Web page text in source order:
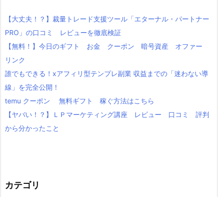
【大丈夫！？】裁量トレード支援ツール「エターナル・パートナー
PRO」の口コミ レビューを徹底検証
【無料！】今日のギフト お金 クーポン 暗号資産 オファー
リンク
誰でもできる！xアフィリ型テンプレ副業 収益までの「迷わない導
線」を完全公開！
temu クーポン 無料ギフト 稼ぐ方法はこちら
【ヤバい！？】ＬＰマーケティング講座 レビュー 口コミ 評判
から分かったこと
カテゴリ